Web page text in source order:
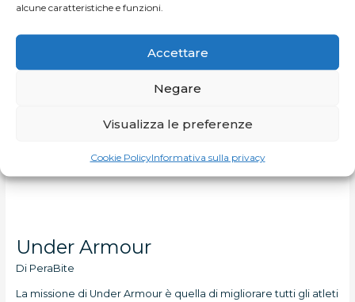
alcune caratteristiche e funzioni.
Accettare
Negare
Visualizza le preferenze
Cookie PolicyInformativa sulla privacy
Under Armour
Di PeraBite
La missione di Under Armour è quella di migliorare tutti gli atleti